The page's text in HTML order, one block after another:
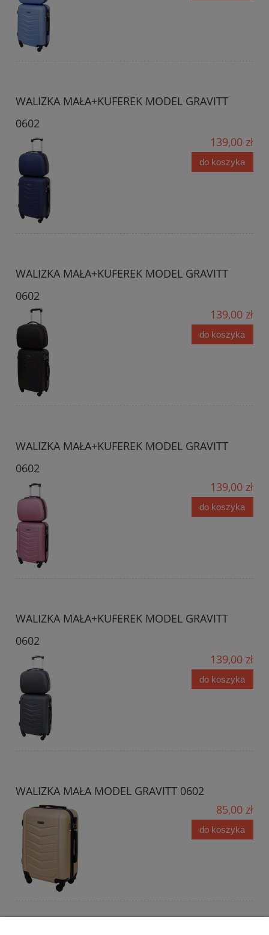
WALIZKA MAŁA+KUFEREK MODEL GRAVITT
0602
139,00 zł
do koszyka
WALIZKA MAŁA+KUFEREK MODEL GRAVITT
0602
139,00 zł
do koszyka
WALIZKA MAŁA+KUFEREK MODEL GRAVITT
0602
139,00 zł
do koszyka
WALIZKA MAŁA+KUFEREK MODEL GRAVITT
0602
139,00 zł
do koszyka
WALIZKA MAŁA MODEL GRAVITT 0602
85,00 zł
do koszyka